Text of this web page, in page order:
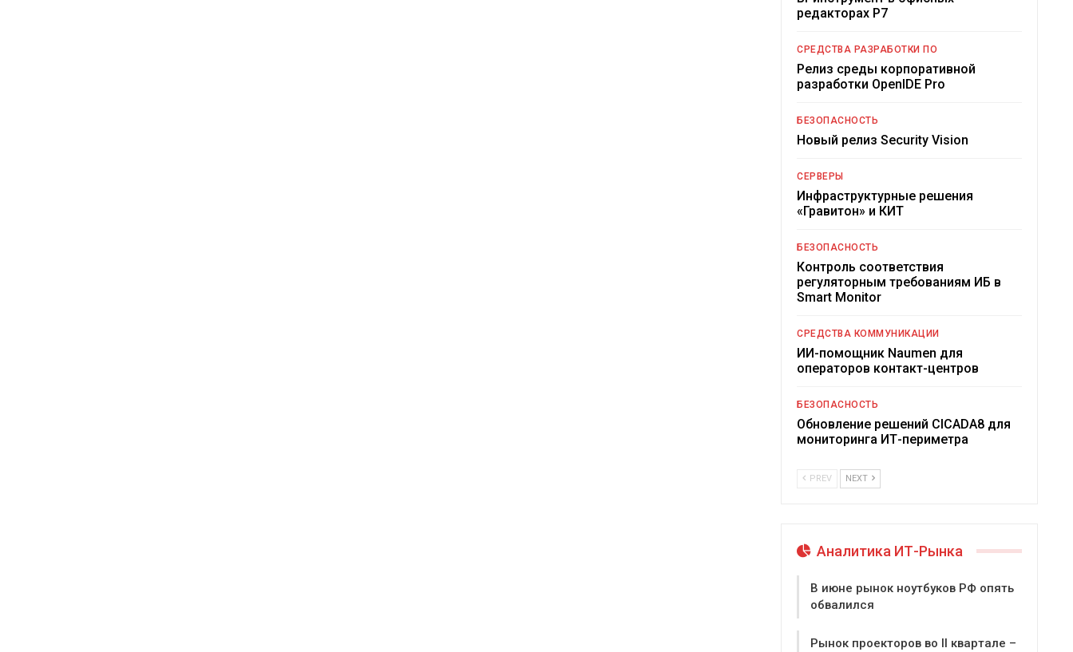
редакторах Р7
СРЕДСТВА РАЗРАБОТКИ ПО
Релиз среды корпоративной
разработки OpenIDE Pro
БЕЗОПАСНОСТЬ
Новый релиз Security Vision
СЕРВЕРЫ
Инфраструктурные решения
«Гравитон» и КИТ
БЕЗОПАСНОСТЬ
Контроль соответствия
регуляторным требованиям ИБ в
Smart Monitor
СРЕДСТВА КОММУНИКАЦИИ
ИИ-помощник Naumen для
операторов контакт-центров
БЕЗОПАСНОСТЬ
Обновление решений CICADA8 для
мониторинга ИТ-периметра
PREV NEXT
Аналитика ИТ-Рынка
В июне рынок ноутбуков РФ опять
обвалился
Рынок проекторов во II квартале –